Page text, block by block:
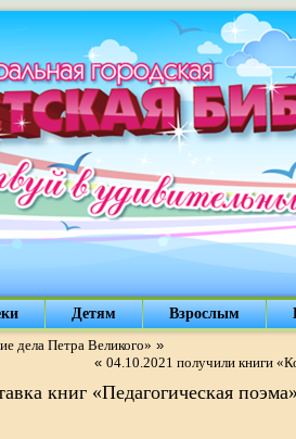
Детям Взрослым
дела Петра Великого» »
« 04.10.2021 получили книги
книг «Педагогическая поэма»